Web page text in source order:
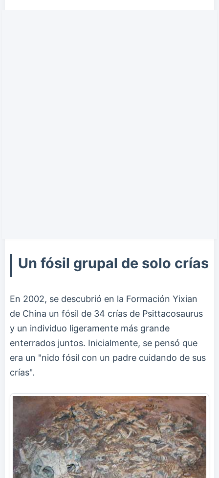
Un fósil grupal de solo crías
En 2002, se descubrió en la Formación Yixian
de China un fósil de 34 crías de Psittacosaurus
y un individuo ligeramente más grande
enterrados juntos. Inicialmente, se pensó que
era un "nido fósil con un padre cuidando de sus
crías".